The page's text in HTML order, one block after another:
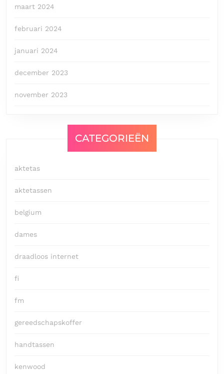
maart 2024
februari 2024
januari 2024
december 2023
november 2023
CATEGORIEËN
aktetas
aktetassen
belgium
dames
draadloos internet
fi
fm
gereedschapskoffer
handtassen
kenwood